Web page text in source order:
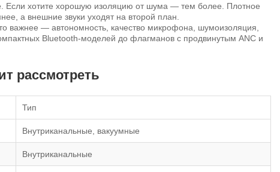
Если хотите хорошую изоляцию от шума — тем более. Плотное
а внешние звуки уходят на второй план.
важнее — автономность, качество микрофона, шумоизоляция,
Bluetooth-моделей до флагманов с продвинутым ANC и
рассмотреть
Тип
Внутриканальные, вакуумные
Внутриканальные